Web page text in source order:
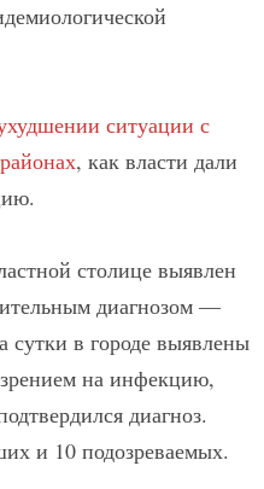
ситуации с
, как власти дали
столице выявлен
диагнозом —
сутки в городе выявлены
на инфекцию,
диагноз.
и 10 подозреваемых.